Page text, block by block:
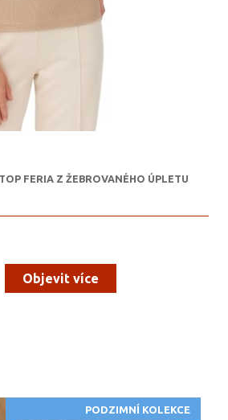
FERIA Z ŽEBROVANÉHO ÚPLETU
Objevit více
PODZIMNÍ KOLEKCE